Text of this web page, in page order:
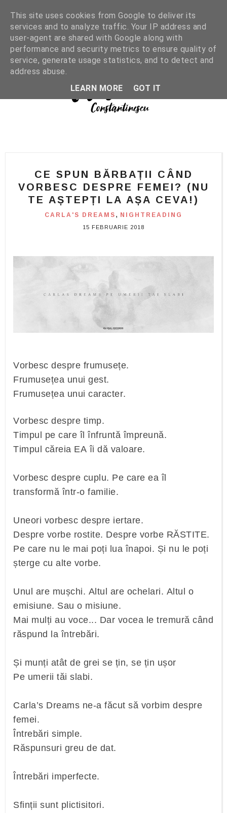
CE SPUN BĂRBAȚII CÂND
VORBESC DESPRE FEMEI? (NU
TE AȘTEPȚI LA AȘA CEVA!)
CARLA'S DREAMS , NIGHTREADING
15 FEBRUARIE 2018
Vorbesc despre frumusețe.
Frumusețea unui gest.
Frumusețea unui caracter.
Vorbesc despre timp.
Timpul pe care îl înfruntă împreună.
Timpul căreia EA îi dă valoare.
Vorbesc despre cuplu. Pe care ea îl
transformă într-o familie.
Uneori vorbesc despre iertare.
Despre vorbe rostite. Despre vorbe RĂSTITE.
Pe care nu le mai poți lua înapoi. Și nu le poți
șterge cu alte vorbe.
Unul are mușchi. Altul are ochelari. Altul o
emisiune. Sau o misiune.
Mai mulți au voce... Dar vocea le tremură când
răspund la întrebări.
Și munți atât de grei se țin, se țin ușor
Pe umerii tăi slabi.
Carla’s Dreams ne-a făcut să vorbim despre
femei.
Întrebări simple.
Răspunsuri greu de dat.
Întrebări imperfecte.
Sfinții sunt plictisitori.
This site uses cookies from Google to deliver its
services and to analyze traffic. Your IP address and
user-agent are shared with Google along with
performance and security metrics to ensure quality of
service, generate usage statistics, and to detect and
address abuse.
LEARN MORE
GOT IT